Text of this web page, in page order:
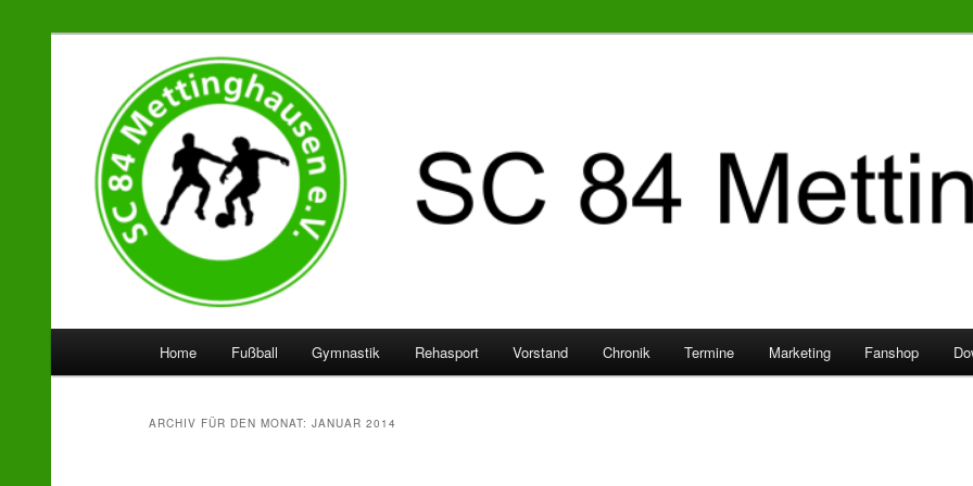
SC 84 Mettinghausen
Zum
Zum
Home Fußball Gymnastik Rehasport Vorstand Chronik Termine Marketing Fanshop
ARCHIV FÜR DEN MONAT:JANUAR 2014